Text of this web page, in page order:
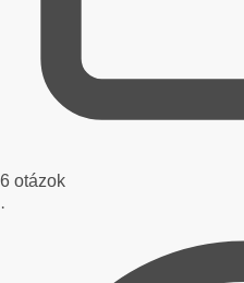
6 otázok
·